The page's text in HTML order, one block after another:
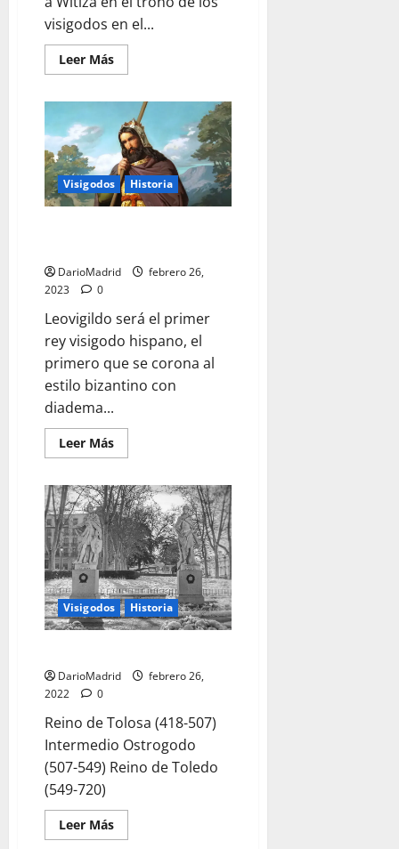
visigodos en el...
Leer MásLeer
más
Rodrigo
y
el
fin
del
Reino
de
los
que
en
Guadalete
Visigodos Historia
DarioMadrid
febrero 26,
2023
0
Leovigildo será el primer
rey visigodo hispano, el
primero que se corona al
estilo bizantino con
diadema...
Leer MásLeer
más
Leovigildo,
el
primer
rey
visigodo
hispano
Visigodos Historia
DarioMadrid
febrero 26,
2022
0
Reino de Tolosa (418-507)
Intermedio Ostrogodo
(507-549) Reino de Toledo
(549-720)
Leer MásLeer
más